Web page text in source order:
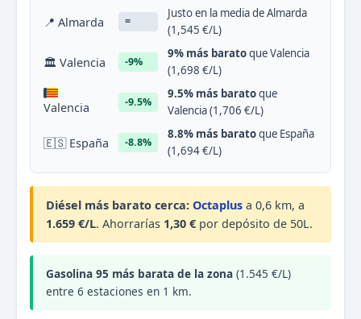
📍 Almarda =
Justo en la media de Almarda
(1,545 €/L)
🏛 Valencia -9%
9% más baratoque Valencia
(1,698 €/L)
Valencia -9.5%
9.5% más baratoque
Valencia (1,706 €/L)
🇪🇸 España -8.8%
8.8% más baratoque España
(1,694 €/L)
Diésel más barato cerca: Octaplus a 0,6 km, a
1.659 €/L. Ahorrarías 1,30 € por depósito de 50L.
Gasolina 95 más barata de la zona (1.545 €/L)
entre 6 estaciones en 1 km.